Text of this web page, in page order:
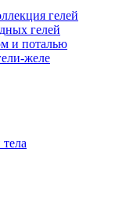
гелей
гелей
и поталью
желе